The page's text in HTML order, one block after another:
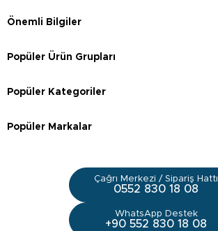
Önemli Bilgiler
Popüler Ürün Grupları
Popüler Kategoriler
Popüler Markalar
Çağrı Merkezi / Sipariş Hattı
0552 830 18 08
WhatsApp Destek
+90 552 830 18 08